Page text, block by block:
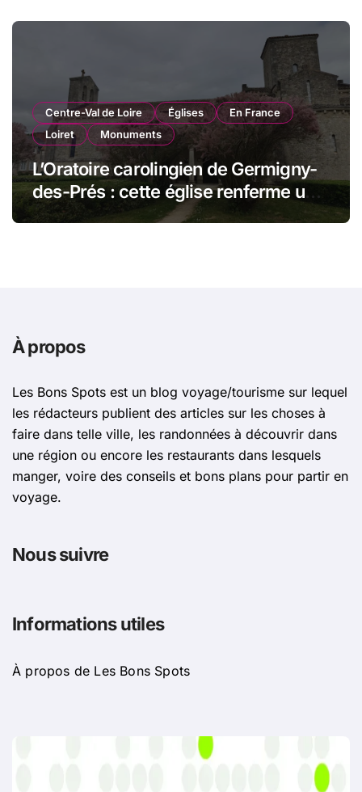
Centre-Val de Loire Églises
En France
Loiret
Monuments
L’Oratoire carolingien de Germigny-
des-Prés : cette église renferme une
magnifique mosaïque carolingienne
À propos
Les Bons Spots est un blog voyage/tourisme sur lequel
les rédacteurs publient des articles sur les choses à
faire dans telle ville, les randonnées à découvrir dans
une région ou encore les restaurants dans lesquels
manger, voire des conseils et bons plans pour partir en
voyage.
Nous suivre
Informations utiles
À propos de Les Bons Spots